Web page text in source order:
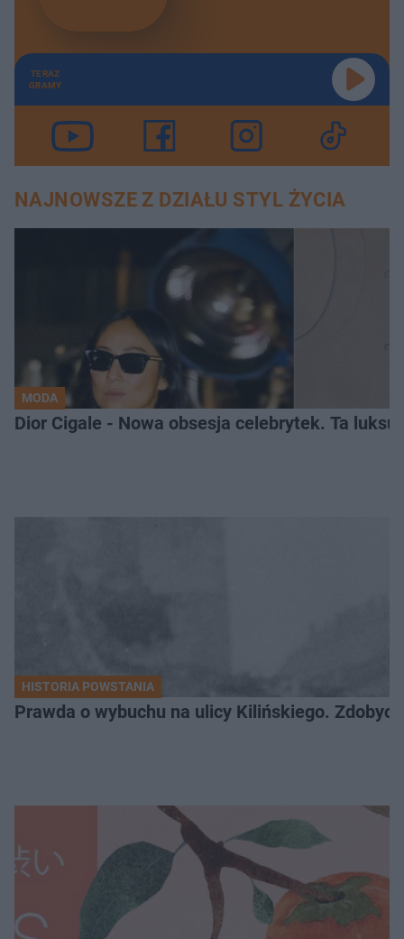
TERAZ
GRAMY
NAJNOWSZE Z DZIAŁU STYL ŻYCIA
MODA
Dior Cigale - Nowa obsesja celebrytek. Ta
HISTORIA POWSTANIA
Prawda o wybuchu na ulicy Kilińskiego.